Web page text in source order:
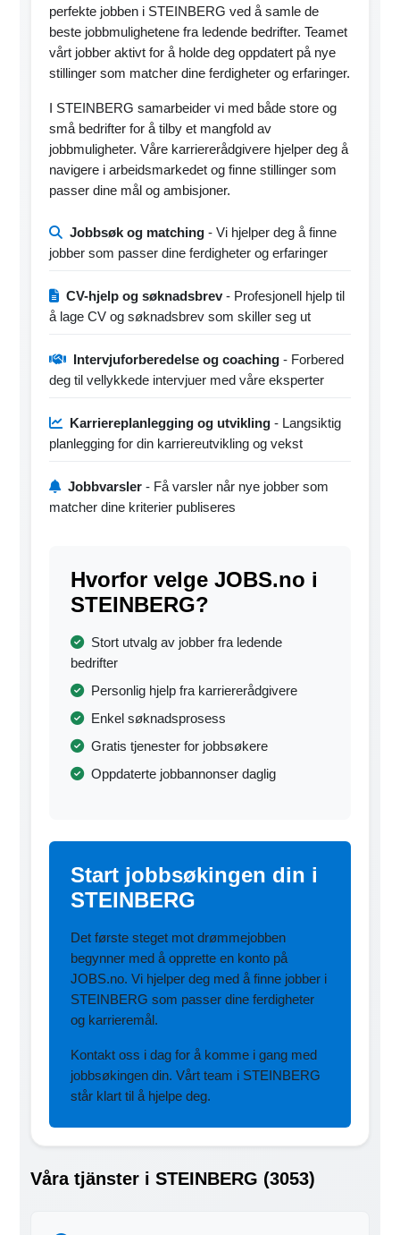
perfekte jobben i STEINBERG ved å samle de
beste jobbmulighetene fra ledende bedrifter. Teamet
vårt jobber aktivt for å holde deg oppdatert på nye
stillinger som matcher dine ferdigheter og erfaringer.
I STEINBERG samarbeider vi med både store og
små bedrifter for å tilby et mangfold av
jobbmuligheter. Våre karriererådgivere hjelper deg å
navigere i arbeidsmarkedet og finne stillinger som
passer dine mål og ambisjoner.
Jobbsøk og matching - Vi hjelper deg å finne
jobber som passer dine ferdigheter og erfaringer
CV-hjelp og søknadsbrev- Profesjonell hjelp til
å lage CV og søknadsbrev som skiller seg ut
Intervjuforberedelse og coaching - Forbered
deg til vellykkede intervjuer med våre eksperter
Karriereplanlegging og utvikling - Langsiktig
planlegging for din karriereutvikling og vekst
Jobbvarsler - Få varsler når nye jobber som
matcher dine kriterier publiseres
Hvorfor velge JOBS.no i
STEINBERG?
Stort utvalg av jobber fra ledende
bedrifter
Personlig hjelp fra karriererådgivere
Enkel søknadsprosess
Gratis tjenester for jobbsøkere
Oppdaterte jobbannonser daglig
Start jobbsøkingen din i
STEINBERG
Det første steget mot drømmejobben
begynner med å opprette en konto på
JOBS.no. Vi hjelper deg med å finne jobber i
STEINBERG som passer dine ferdigheter
og karrieremål.
Kontakt oss i dag for å komme i gang med
jobbsøkingen din. Vårt team i STEINBERG
står klart til å hjelpe deg.
Våra tjänster i STEINBERG (3053)